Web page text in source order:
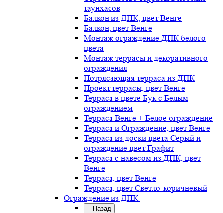
таунхасов
Балкон из ДПК, цвет Венге
Балкон, цвет Венге
Монтаж ограждение ДПК белого
цвета
Монтаж террасы и декоративного
ограждения
Потрясающая терраса из ДПК
Проект террасы, цвет Венге
Терраса в цвете Бук с Белым
ограждением
Терраса Венге + Белое ограждение
Терраса и Ограждение, цвет Венге
Терраса из доски цвета Серый и
ограждение цвет Графит
Терраса с навесом из ДПК, цвет
Венге
Терраса, цвет Венге
Терраса, цвет Светло-коричневый
Ограждение из ДПК
Назад